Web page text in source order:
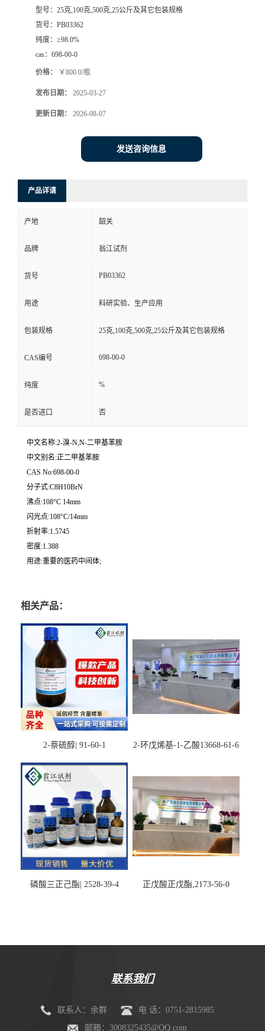
型号： 25克,100克,500克,25公斤及其它包装规格
货号： PB03362
纯度： ≥98.0%
cas： 698-00-0
价格： ￥800.0/瓶
发布日期： 2025-03-27
更新日期： 2026-08-07
发送咨询信息
产品详请
产地 韶关
品牌 翁江试剂
货号 PB03362
用途 科研实验、生产应用
包装规格 25克,100克,500克,25公斤及其它包装规格
CAS编号 698-00-0
纯度 %
是否进口 否
中文名称:2-溴-N,N-二甲基苯胺
中文别名:正二甲基苯胺
CAS No:698-00-0
分子式:C8H10BrN
沸点:108°C 14mm
闪光点:108°C/14mm
折射率:1.5745
密度:1.388
用途:重要的医药中间体;
相关产品：
2-萘硫醇| 91-60-1 2-环戊烯基-1-乙酸13668-61-6
磷酸三正己酯| 2528-39-4 正戊酸正戊酯,2173-56-0
联系我们
联系人：余群
电 话：0751-2815985
邮箱：3008325435@QQ.com